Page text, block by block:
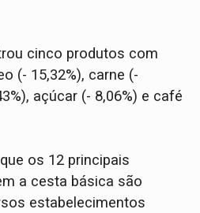
cinco produtos com
(- 15,32%), carne (-
açúcar (- 8,06%) e café
os 12 principais
a cesta básica são
estabelecimentos